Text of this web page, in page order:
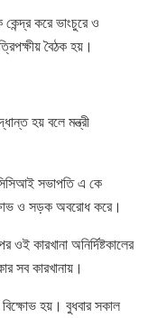
করে ভাংচুরে ও
বৈঠক হয়।
হয় বলে মন্ত্রী
সভাপতি এ কে
ও সড়ক অবরোধ করে।
ওই কারখানা অনির্দিষ্টকালের
সব কারখানায়।
হয়। বুধবার সকাল